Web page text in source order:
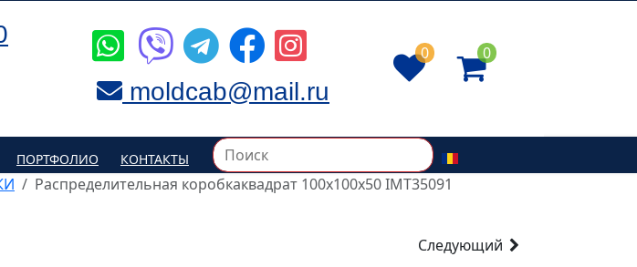
moldcab@mail.ru
0 0
ПОРТФОЛИО КОНТАКТЫ
Распределительная коробкаквадрат 100x100x50 IMT35091
Следующий